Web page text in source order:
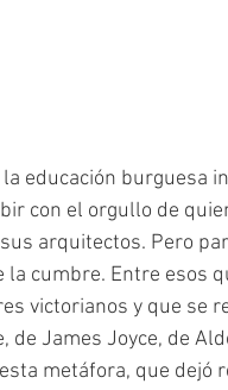
con el orgullo de
arquitectos. Pero
cumbre. Entre esos
victorianos y que se
James Joyce, de
metáfora, que dejó